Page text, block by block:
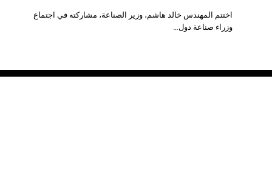
اختتم المهندس خالد هاشم، وزير الصناعة، مشاركته في اجتماع
وزراء صناعة دول…